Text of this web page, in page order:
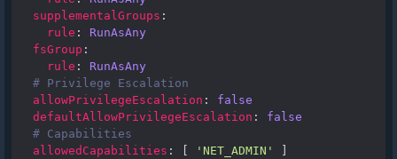
supplementalGroups :
rule :
RunAsAny
fsGroup :
rule :
RunAsAny
# Privilege Escalation
allowPrivilegeEscalation :
false
defaultAllowPrivilegeEscalation :
false
# Capabilities
allowedCapabilities : 'NET_ADMIN'